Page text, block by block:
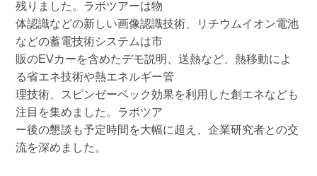
残りました。ラボツアーは物
体認識などの新しい画像認識技術、リチウムイオン電池
などの蓄電技術システムは市
販のEVカーを含めたデモ説明、送熱など、熱移動によ
る省エネ技術や熱エネルギー管
理技術、スピンゼーベック効果を利用した創エネなども
注目を集めました。ラボツア
ー後の懇談も予定時間を大幅に超え、企業研究者との交
流を深めました。